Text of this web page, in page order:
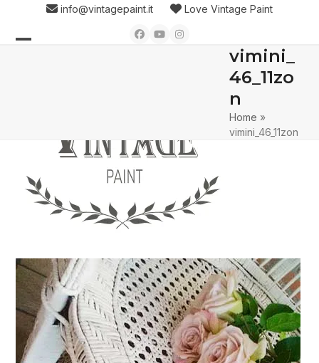
content
info@vintagepaint.it Love Vintage Paint
Facebook
YouTubeInstagram
vimini_
46_11zo
n
Home »
vimini_46_11zon